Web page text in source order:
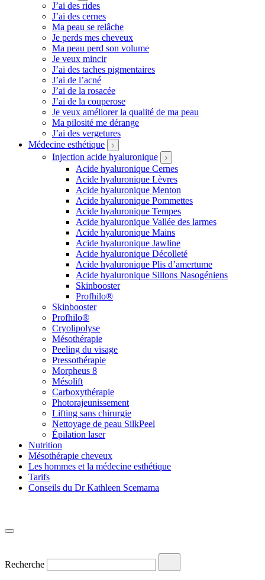
J’ai des rides
J’ai des cernes
Ma peau se relâche
Je perds mes cheveux
Ma peau perd son volume
Je veux mincir
J’ai des taches pigmentaires
J’ai de l’acné
J’ai de la rosacée
J’ai de la couperose
Je veux améliorer la qualité de ma peau
Ma pilosité me dérange
J’ai des vergetures
Médecine esthétique
Injection acide hyaluronique
Acide hyaluronique Cernes
Acide hyaluronique Lèvres
Acide hyaluronique Menton
Acide hyaluronique Pommettes
Acide hyaluronique Tempes
Acide hyaluronique Vallée des larmes
Acide hyaluronique Mains
Acide hyaluronique Jawline
Acide hyaluronique Décolleté
Acide hyaluronique Plis d’amertume
Acide hyaluronique Sillons Nasogéniens
Skinbooster
Profhilo®
Skinbooster
Profhilo®
Cryolipolyse
Mésothérapie
Peeling du visage
Pressothérapie
Morpheus 8
Mésolift
Carboxythérapie
Photorajeunissement
Lifting sans chirurgie
Nettoyage de peau SilkPeel
Épilation laser
Nutrition
Mésothérapie cheveux
Les hommes et la médecine esthétique
Tarifs
Conseils du Dr Kathleen Scemama
Recherche